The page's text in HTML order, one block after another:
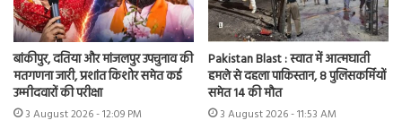
बांकीपुर, दतिया और मांजलपुर उपचुनाव की
मतगणना जारी, प्रशांत किशोर समेत कई
उम्मीदवारों की परीक्षा
3 August 2026 - 12:09 PM
Pakistan Blast : स्वात में आत्मघाती
हमले से दहला पाकिस्तान, 8 पुलिसकर्मियों
समेत 14 की मौत
3 August 2026 - 11:53 AM